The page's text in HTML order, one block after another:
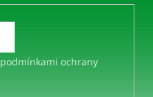
podmínkami ochrany